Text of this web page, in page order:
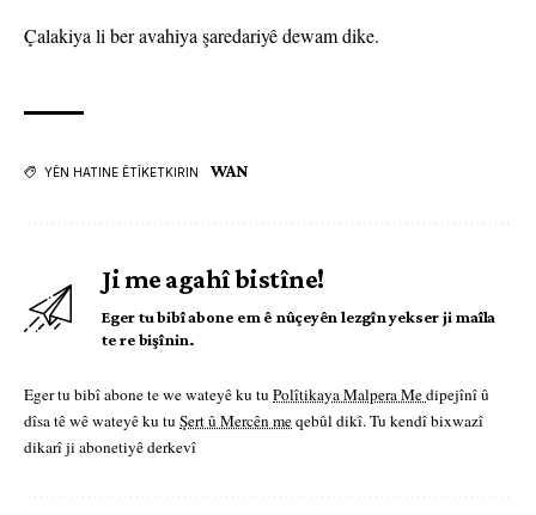
Çalakiya li ber avahiya şaredariyê dewam dike.
YÊN HATINE ÊTÎKETKIRIN WAN
Ji me agahî bistîne!
Eger tu bibî abone em ê nûçeyên lezgîn yekser ji maîla
te re bişînin.
Eger tu bibî abone te we wateyê ku tu Polîtikaya Malpera Medipejînî û
dîsa tê wê wateyê ku tu Şert û Mercên meqebûl dikî. Tu kendî bixwazî
dikarî ji abonetiyê derkevî